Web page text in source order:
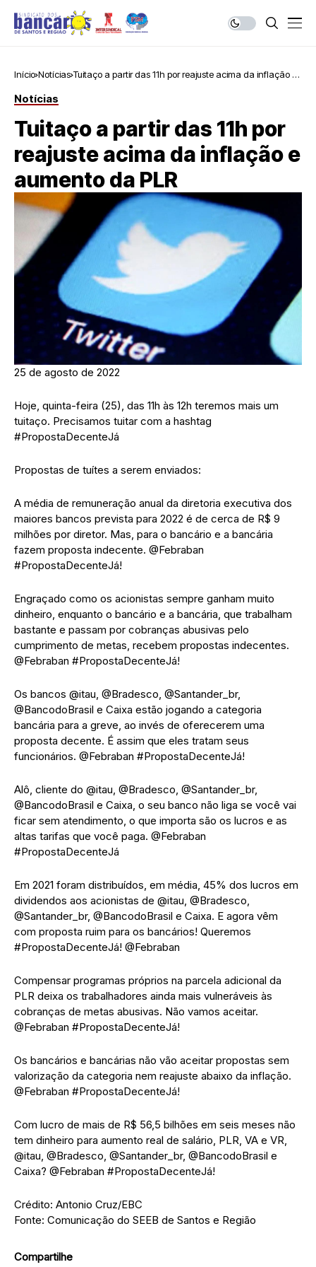
Início Notícias Tuitaço a partir das 11h por reajuste acima da inflação e
Notícias
Tuitaço a partir das 11h por
reajuste acima da inflação e
aumento da PLR
25 de agosto de 2022
Hoje, quinta-feira (25), das 11h às 12h teremos mais um
tuitaço. Precisamos tuitar com a hashtag
#PropostaDecenteJá
Propostas de tuítes a serem enviados:
A média de remuneração anual da diretoria executiva dos
maiores bancos prevista para 2022 é de cerca de R$ 9
milhões por diretor. Mas, para o bancário e a bancária
fazem proposta indecente. @Febraban
#PropostaDecenteJá!
Engraçado como os acionistas sempre ganham muito
dinheiro, enquanto o bancário e a bancária, que trabalham
bastante e passam por cobranças abusivas pelo
cumprimento de metas, recebem propostas indecentes.
@Febraban #PropostaDecenteJá!
Os bancos @itau, @Bradesco, @Santander_br,
@BancodoBrasil e Caixa estão jogando a categoria
bancária para a greve, ao invés de oferecerem uma
proposta decente. É assim que eles tratam seus
funcionários. @Febraban #PropostaDecenteJá!
Alô, cliente do @itau, @Bradesco, @Santander_br,
@BancodoBrasil e Caixa, o seu banco não liga se você vai
ficar sem atendimento, o que importa são os lucros e as
altas tarifas que você paga. @Febraban
#PropostaDecenteJá
Em 2021 foram distribuídos, em média, 45% dos lucros em
dividendos aos acionistas de @itau, @Bradesco,
@Santander_br, @BancodoBrasil e Caixa. E agora vêm
com proposta ruim para os bancários! Queremos
#PropostaDecenteJá! @Febraban
Compensar programas próprios na parcela adicional da
PLR deixa os trabalhadores ainda mais vulneráveis às
cobranças de metas abusivas. Não vamos aceitar.
@Febraban #PropostaDecenteJá!
Os bancários e bancárias não vão aceitar propostas sem
valorização da categoria nem reajuste abaixo da inflação.
@Febraban #PropostaDecenteJá!
Com lucro de mais de R$ 56,5 bilhões em seis meses não
tem dinheiro para aumento real de salário, PLR, VA e VR,
@itau, @Bradesco, @Santander_br, @BancodoBrasil e
Caixa? @Febraban #PropostaDecenteJá!
Crédito: Antonio Cruz/EBC
Fonte: Comunicação do SEEB de Santos e Região
Compartilhe